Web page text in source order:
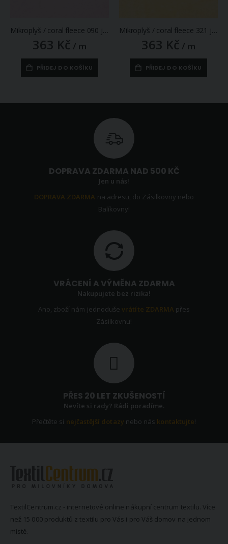
Mikroplyš / coral fleece 090 jednobarevná světle růžová, š.160cm (látka v metráži)
363 Kč / m
PŘIDEJ DO KOŠÍKU
Mikroplyš / coral fleece 321 jednobarevná světle žlutá, š.160cm (látka v metráži)
363 Kč / m
PŘIDEJ DO KOŠÍKU
DOPRAVA ZDARMA NAD 500 KČ
Jen u nás!
DOPRAVA ZDARMA na adresu, do Zásilkovny nebo
Balíkovny!
VRÁCENÍ A VÝMĚNA ZDARMA
Nakupujete bez rizika!
Ano, zboží nám jednoduševrátíte ZDARMA přes
Zásilkovnu!
PŘES 20 LET ZKUŠENOSTÍ
Nevíte si rady? Rádi poradíme.
Přečtěte si nejčastější dotazy nebo nás kontaktujte!
TextilCentrum.cz - internetové online nákupní centrum textilu. Více
než 15 000 produktů z textilu pro Vás i pro Váš domov na jednom
místě.